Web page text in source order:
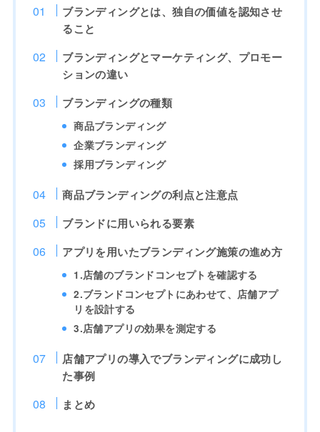
ブランディングとは、独自の価値を認知させ
ること
ブランディングとマーケティング、プロモー
ションの違い
ブランディングの種類
商品ブランディング
企業ブランディング
採用ブランディング
商品ブランディングの利点と注意点
ブランドに用いられる要素
アプリを用いたブランディング施策の進め方
1.店舗のブランドコンセプトを確認する
2.ブランドコンセプトにあわせて、店舗アプ
リを設計する
3.店舗アプリの効果を測定する
店舗アプリの導入でブランディングに成功し
た事例
まとめ